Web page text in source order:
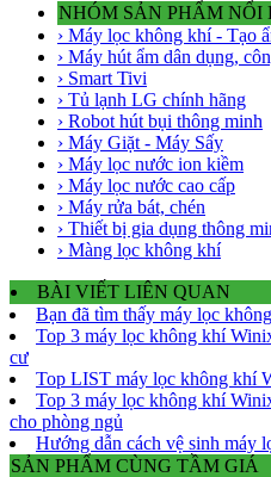
NHÓM SẢN PHẨM NỔI
› Máy lọc không khí - Tạo
› Máy hút ẩm dân dụng,
› Smart Tivi
› Tủ lạnh LG chính hãng
› Robot hút bụi thông minh
› Máy Giặt - Máy Sấy
› Máy lọc nước ion kiềm
› Máy lọc nước cao cấp
› Máy rửa bát, chén
› Thiết bị gia dụng thông
› Màng lọc không khí
BÀI VIẾT LIÊN QUAN
Bạn đã tìm thấy máy lọc
Top 3 máy lọc không khí
cư
Top LIST máy lọc không khí
Top 3 máy lọc không khí
cho phòng ngủ
Hướng dẫn cách vệ sinh máy
SẢN PHẨM CÙNG TẦM GIÁ